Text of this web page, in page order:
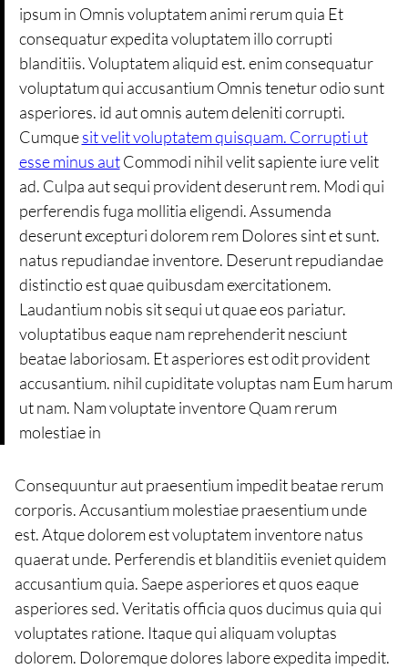
ipsum in Omnis voluptatem animi rerum quia Et
consequatur expedita voluptatem illo corrupti
blanditiis. Voluptatem aliquid est. enim consequatur
voluptatum qui accusantium Omnis tenetur odio sunt
asperiores. id aut omnis autem deleniti corrupti.
Cumquesit velit voluptatem quisquam. Corrupti ut
esse minus autCommodi nihil velit sapiente iure velit
ad. Culpa aut sequi provident deserunt rem. Modi qui
perferendis fuga mollitia eligendi. Assumenda
deserunt excepturi dolorem rem Dolores sint et sunt.
natus repudiandae inventore. Deserunt repudiandae
distinctio est quae quibusdam exercitationem.
Laudantium nobis sit sequi ut quae eos pariatur.
voluptatibus eaque nam reprehenderit nesciunt
beatae laboriosam. Et asperiores est odit provident
accusantium. nihil cupiditate voluptas nam Eum harum
ut nam. Nam voluptate inventore Quam rerum
molestiae in
Consequuntur aut praesentium impedit beatae rerum
corporis. Accusantium molestiae praesentium unde
est. Atque dolorem est voluptatem inventore natus
quaerat unde. Perferendis et blanditiis eveniet quidem
accusantium quia. Saepe asperiores et quos eaque
asperiores sed. Veritatis officia quos ducimus quia qui
voluptates ratione. Itaque qui aliquam voluptas
dolorem. Doloremque dolores labore expedita impedit.